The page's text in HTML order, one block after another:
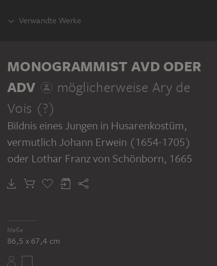
Verwandte Werke
MONOGRAMMIST AVD ODER ADV; MÖGLICHERWEISE ARY DE VOIS (?)
MONOGRAMMIST AVD ODER
ADV
möglicherweise Ary de
Vois (?)
Bildnis eines Jungen in Husarenkostüm,
vermutlich Johann Erwein (1654-1705)
oder Lothar Franz von Schönborn, 1665
Maße
86,5 x 67,4 cm